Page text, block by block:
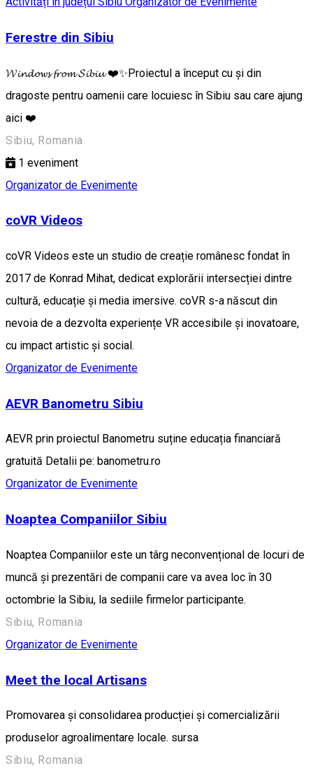
Ferestre din Sibiu
𝓦𝓲𝓷𝓭𝓸𝔀𝓼 𝓯𝓻𝓸𝓶 𝓢𝓲𝓫𝓲𝓾 ❤️✨Proiectul a început cu și din
dragoste pentru oamenii care locuiesc în Sibiu sau care ajung
aici ❤️
Sibiu, Romania
1 eveniment
Organizator de Evenimente
coVR Videos
coVR Videos este un studio de creație românesc fondat în
2017 de Konrad Mihat, dedicat explorării intersecției dintre
cultură, educație și media imersive. coVR s-a născut din
nevoia de a dezvolta experiențe VR accesibile și inovatoare,
cu impact artistic și social.
Organizator de Evenimente
AEVR Banometru Sibiu
AEVR prin proiectul Banometru suține educația financiară
gratuită Detalii pe: banometru.ro
Organizator de Evenimente
Noaptea Companiilor Sibiu
Noaptea Companiilor este un târg neconvențional de locuri de
muncă și prezentări de companii care va avea loc în 30
octombrie la Sibiu, la sediile firmelor participante.
Sibiu, Romania
Organizator de Evenimente
Meet the local Artisans
Promovarea și consolidarea producției și comercializării
produselor agroalimentare locale. sursa
Sibiu, Romania